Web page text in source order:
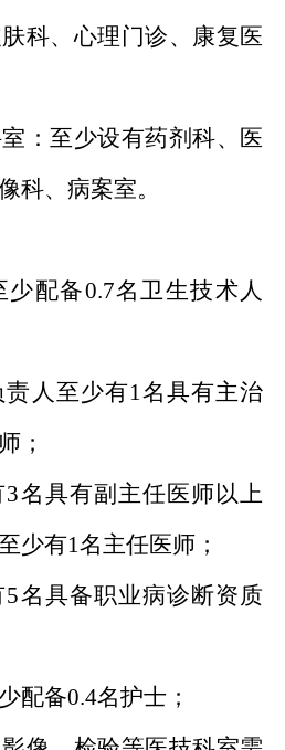
科、心理门诊、康复医
至少设有药剂科、医
科、病案室。
配备0.7名卫生技术人
人至少有1名具有主治
；
具有副主任医师以上
少有1名主任医师；
具备职业病诊断资质
备0.4名护士；